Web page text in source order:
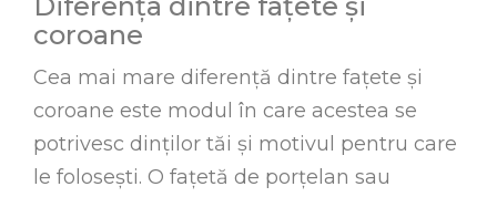
coroane
Cea mai mare diferență dintre fațete și
coroane este modul în care acestea se
potrivesc dinților tăi și motivul pentru care
le folosești. O fațetă de porțelan sau